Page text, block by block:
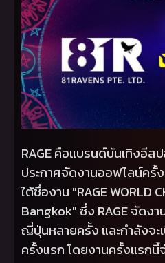
RAGEคือแบรนด์บันเทิงอี
ประกาศจัดงานออฟไลน์ครั้
ใต้ชื่องาน "RAGE WORLD
Bangkok" ซึ่ง RAGEจัดงา
ญี่ปุ่นหลายครั้ง และกำลังจะ
ครั้งแรก โดยงานครั้งแรก